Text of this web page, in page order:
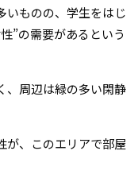
いものの、学生をはじ
”の需要があるという
、周辺は緑の多い閑静
が、このエリアで部屋